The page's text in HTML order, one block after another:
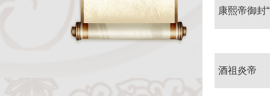
康熙帝御封
酒祖炎帝